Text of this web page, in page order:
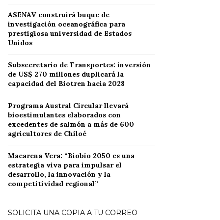
ASENAV construirá buque de
investigación oceanográfica para
prestigiosa universidad de Estados
Unidos
Subsecretario de Transportes: inversión
de US$ 270 millones duplicará la
capacidad del Biotren hacia 2028
Programa Austral Circular llevará
bioestimulantes elaborados con
excedentes de salmón a más de 600
agricultores de Chiloé
Macarena Vera: “Biobío 2050 es una
estrategia viva para impulsar el
desarrollo, la innovación y la
competitividad regional”
SOLICITA UNA COPIA A TU CORREO